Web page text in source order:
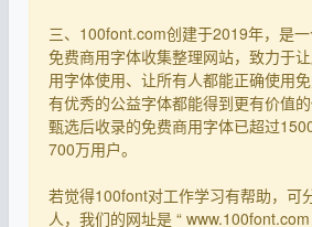
三、100font.com创建于2019年，是
免费商用字体收集整理网站，致力于
用字体使用、让所有人都能正确使用
有优秀的公益字体都能得到更有价值的
甄选后收录的免费商用字体已超过
700万用户。
若觉得100font对工作学习有帮助，可
人，我们的网址是 “ www.100font.com